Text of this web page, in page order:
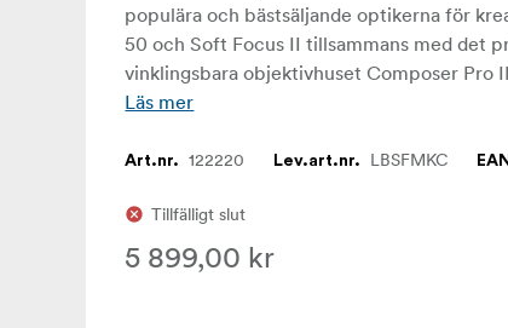
populära och bästsäljande optikerna för
50 och Soft Focus II tillsammans med det
vinklingsbara objektivhuset Composer Pro
Läs mer
Art.nr. 122220 Lev.art.nr. LBSFMKC EAN
Tillfälligt slut
5 899,00 kr